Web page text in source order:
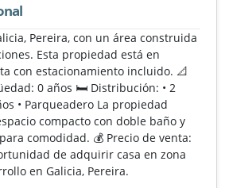
Pereira, con un área construida
Esta propiedad está en
con estacionamiento incluido. 📐
0 años 🛏️ Distribución: • 2
• Parqueadero La propiedad
compacto con doble baño y
comodidad. 💰 Precio de venta:
de adquirir casa en zona
en Galicia, Pereira.